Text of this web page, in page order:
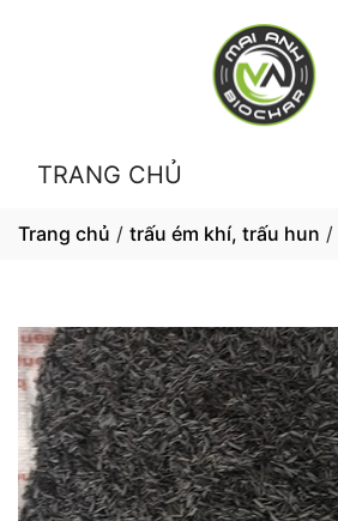
TRANG CHỦ
Trang chủ / trấu ém khí, trấu hun /